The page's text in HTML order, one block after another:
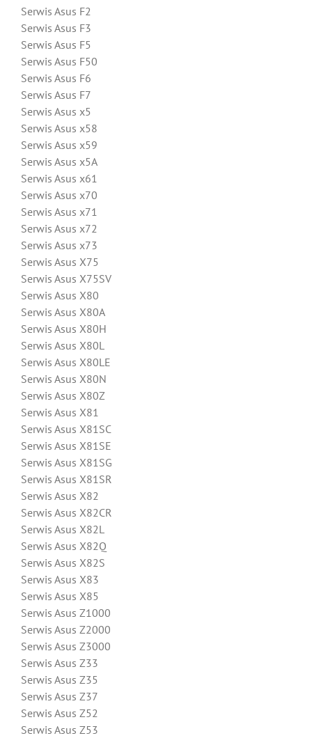
Serwis Asus F2
Serwis Asus F3
Serwis Asus F5
Serwis Asus F50
Serwis Asus F6
Serwis Asus F7
Serwis Asus x5
Serwis Asus x58
Serwis Asus x59
Serwis Asus x5A
Serwis Asus x61
Serwis Asus x70
Serwis Asus x71
Serwis Asus x72
Serwis Asus x73
Serwis Asus X75
Serwis Asus X75SV
Serwis Asus X80
Serwis Asus X80A
Serwis Asus X80H
Serwis Asus X80L
Serwis Asus X80LE
Serwis Asus X80N
Serwis Asus X80Z
Serwis Asus X81
Serwis Asus X81SC
Serwis Asus X81SE
Serwis Asus X81SG
Serwis Asus X81SR
Serwis Asus X82
Serwis Asus X82CR
Serwis Asus X82L
Serwis Asus X82Q
Serwis Asus X82S
Serwis Asus X83
Serwis Asus X85
Serwis Asus Z1000
Serwis Asus Z2000
Serwis Asus Z3000
Serwis Asus Z33
Serwis Asus Z35
Serwis Asus Z37
Serwis Asus Z52
Serwis Asus Z53